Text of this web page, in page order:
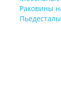
Раковины